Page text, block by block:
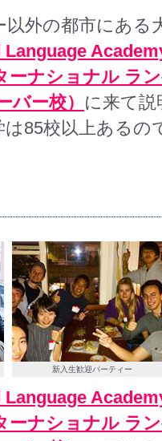
以外の都市にある
ーナショナル ラ
バー校） に来て
85校以上あるの
新入生歓迎パーティー
ーナショナル ラ